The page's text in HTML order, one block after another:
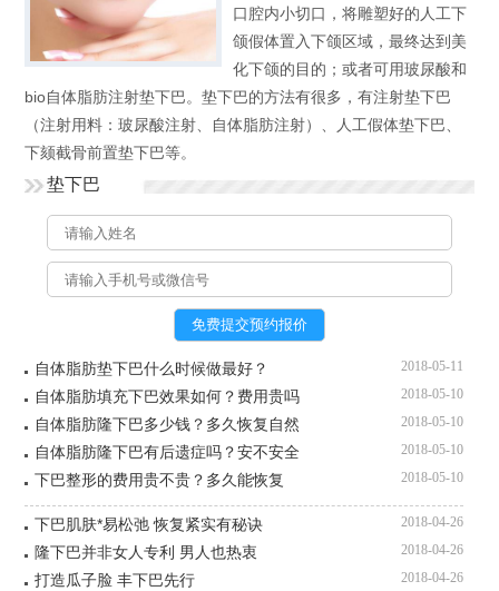
口腔内小切口，将雕塑好的人工下
颌假体置入下颌区域，最终达到美
化下颌的目的；或者可用玻尿酸和
bio自体脂肪注射垫下巴。垫下巴的方法有很多，有注射垫下巴
（注射用料：玻尿酸注射、自体脂肪注射）、人工假体垫下巴、
下颏截骨前置垫下巴等。
垫下巴
2018-05-11
自体脂肪垫下巴什么时候做最好？
2018-05-10
自体脂肪填充下巴效果如何？费用贵吗
2018-05-10
自体脂肪隆下巴多少钱？多久恢复自然
2018-05-10
自体脂肪隆下巴有后遗症吗？安不安全
2018-05-10
下巴整形的费用贵不贵？多久能恢复
2018-04-26
下巴肌肤*易松弛 恢复紧实有秘诀
2018-04-26
隆下巴并非女人专利 男人也热衷
2018-04-26
打造瓜子脸 丰下巴先行